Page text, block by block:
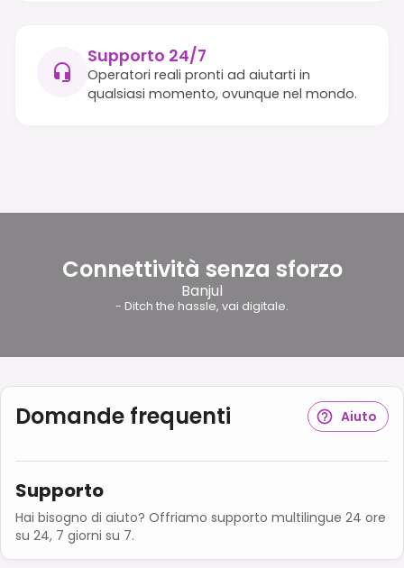
Supporto 24/7
Operatori reali pronti ad aiutarti in
qualsiasi momento, ovunque nel mondo.
Connettività senza sforzo
Banjul
- Ditch the hassle, vai digitale.
Domande frequenti Aiuto
Supporto
Hai bisogno di aiuto? Offriamo supporto multilingue 24 ore
su 24, 7 giorni su 7.